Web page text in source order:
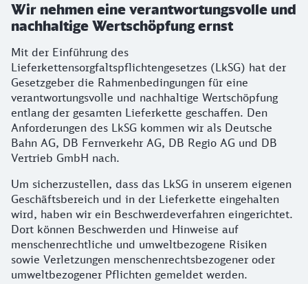
Wir nehmen eine verantwortungsvolle und
nachhaltige Wertschöpfung ernst
Mit der Einführung des
Lieferkettensorgfaltspflichtengesetzes (LkSG) hat der
Gesetzgeber die Rahmenbedingungen für eine
verantwortungsvolle und nachhaltige Wertschöpfung
entlang der gesamten Lieferkette geschaffen. Den
Anforderungen des LkSG kommen wir als Deutsche
Bahn AG, DB Fernverkehr AG, DB Regio AG und DB
Vertrieb GmbH nach.
Um sicherzustellen, dass das LkSG in unserem eigenen
Geschäftsbereich und in der Lieferkette eingehalten
wird, haben wir ein Beschwerdeverfahren eingerichtet.
Dort können Beschwerden und Hinweise auf
menschenrechtliche und umweltbezogene Risiken
sowie Verletzungen menschenrechtsbezogener oder
umweltbezogener Pflichten gemeldet werden.